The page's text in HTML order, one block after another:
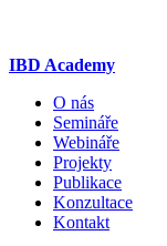
IBD Academy
O nás
Semináře
Webináře
Projekty
Publikace
Konzultace
Kontakt